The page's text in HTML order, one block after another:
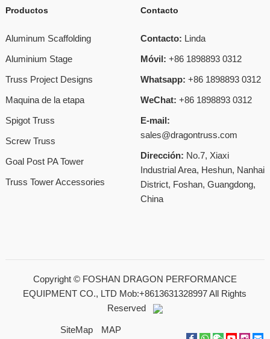
Productos
Aluminum Scaffolding
Aluminium Stage
Truss Project Designs
Maquina de la etapa
Spigot Truss
Screw Truss
Goal Post PA Tower
Truss Tower Accessories
Contacto
Contacto: Linda
Móvil: +86 1898893 0312
Whatsapp: +86 1898893 0312
WeChat: +86 1898893 0312
E-mail:
sales@dragontruss.com
Dirección: No.7, Xiaxi
Industrial Area, Heshun, Nanhai
District, Foshan, Guangdong,
China
Copyright © FOSHAN DRAGON PERFORMANCE
EQUIPMENT CO., LTD Mob:+8613631328997All Rights
Reserved
SiteMap MAP